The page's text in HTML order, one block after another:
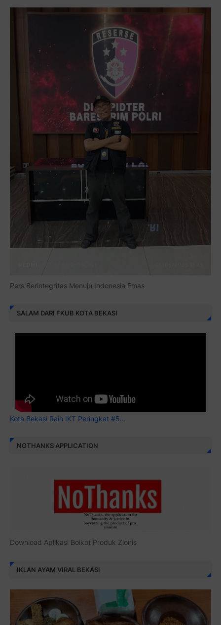
Pers Berintegritas Menuju Indonesia Emas
SALAM DARI FKUB KOTA BEKASI
Kota Bekasi Raih IKT Peringkat #5...
NOTHANKS APPLICATION
Download Aplikasi Boikot Produk Zionis
IKLAN AYAM VIRAL BEKASI